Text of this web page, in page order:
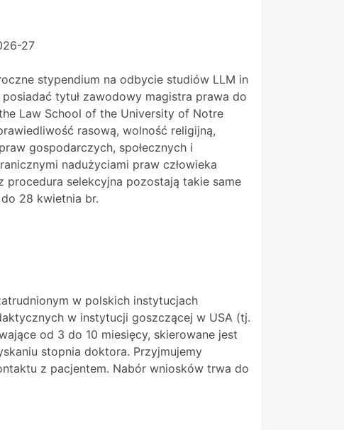
27
stypendium na odbycie studiów LLM in
tytuł zawodowy magistra prawa do
Law School of the University of Notre
rasową, wolność religijną,
gospodarczych, społecznych i
nadużyciami praw człowieka
selekcyjna pozostają takie same
28 kwietnia br.
w polskich instytucjach
w instytucji goszczącej w USA (tj.
od 3 do 10 miesięcy, skierowane jest
stopnia doktora. Przyjmujemy
z pacjentem. Nabór wniosków trwa do